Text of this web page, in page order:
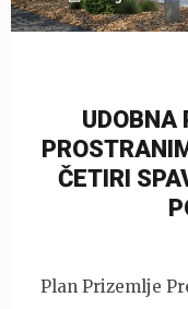
UDOBNA
ČETIRI
Plan Prizemlje